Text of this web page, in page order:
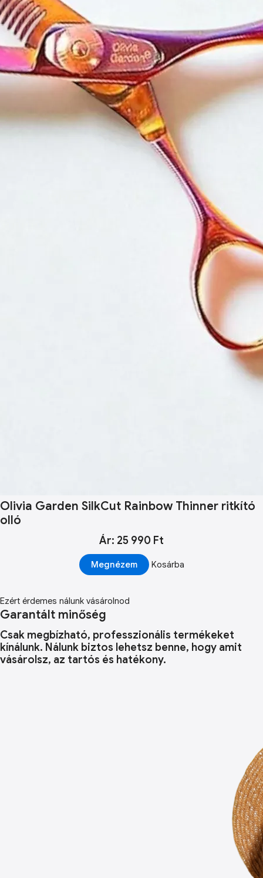
Olivia Garden SilkCut Rainbow Thinner ritkító
olló
Ár: 25 990 Ft
Megnézem Kosárba
Ezért érdemes nálunk vásárolnod
Garantált minőség
Csak megbízható, professzionális termékeket
kínálunk. Nálunk biztos lehetsz benne, hogy amit
vásárolsz, az tartós és hatékony.